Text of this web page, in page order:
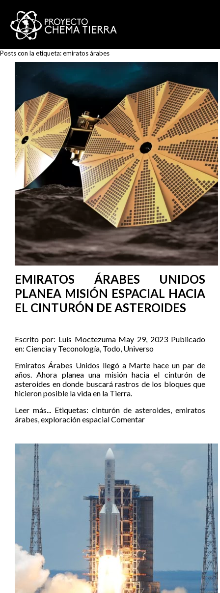
Posts con la etiqueta:emiratos árabes
EMIRATOS ÁRABES UNIDOS
PLANEA MISIÓN ESPACIAL HACIA
EL CINTURÓN DE ASTEROIDES
Escrito por: Luis Moctezuma May 29, 2023 Publicado
en: Ciencia y Teconología, Todo, Universo
Emiratos Árabes Unidos llegó a Marte hace un par de
años. Ahora planea una misión hacia el cinturón de
asteroides en donde buscará rastros de los bloques que
hicieron posible la vida en la Tierra.
Leer más... Etiquetas: cinturón de asteroides, emiratos
árabes,exploración espacialComentar